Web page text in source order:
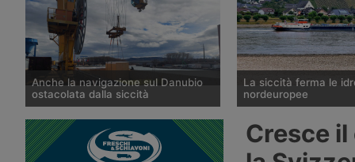
Anche la navigazione sul Danubio
ostacolata dalla siccità
La portata del Danubio è scesa ai
minimi dal 1996 tra Romania,
Ungheria e Serbia, bloccando la
La siccità ferma le
nordeuropee
eguagliato il minimo
Cresce